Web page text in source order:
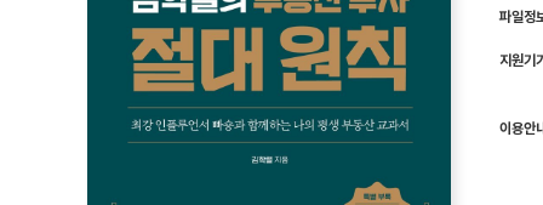
파일정
지원기
이용안